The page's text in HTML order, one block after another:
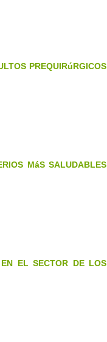
PREQUIRúRGICOS
MáS SALUDABLES
EL SECTOR DE LOS